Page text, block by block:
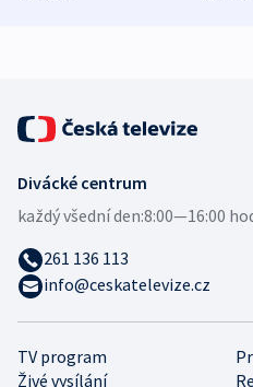
TV program
Živé vysílání
Divácké centrum
každý všední den:8:00—16:00
261 136 113
info@ceskatelevize.cz